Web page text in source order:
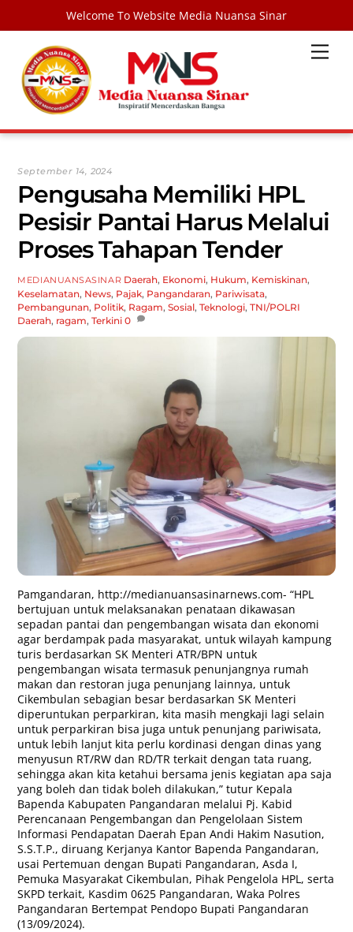
Welcome To Website Media Nuansa Sinar
content
September 14, 2024
Pengusaha Memiliki HPL
Pesisir Pantai Harus Melalui
Proses Tahapan Tender
MEDIANUANSASINAR Daerah, Ekonomi, Hukum, Kemiskinan,
Keselamatan, News, Pajak, Pangandaran, Pariwisata,
Pembangunan, Politik, Ragam,Sosial,Teknologi,TNI/POLRI
Daerah, ragam,Terkini 0
Pamgandaran, http://medianuansasinarnews.com- “HPL
bertujuan untuk melaksanakan penataan dikawasan
sepadan pantai dan pengembangan wisata dan ekonomi
agar berdampak pada masyarakat, untuk wilayah kampung
turis berdasarkan SK Menteri ATR/BPN untuk
pengembangan wisata termasuk penunjangnya rumah
makan dan restoran juga penunjang lainnya, untuk
Cikembulan sebagian besar berdasarkan SK Menteri
diperuntukan perparkiran, kita masih mengkaji lagi selain
untuk perparkiran bisa juga untuk penunjang pariwisata,
untuk lebih lanjut kita perlu kordinasi dengan dinas yang
menyusun RT/RW dan RD/TR terkait dengan tata ruang,
sehingga akan kita ketahui bersama jenis kegiatan apa saja
yang boleh dan tidak boleh dilakukan,” tutur Kepala
Bapenda Kabupaten Pangandaran melalui Pj. Kabid
Perencanaan Pengembangan dan Pengelolaan Sistem
Informasi Pendapatan Daerah Epan Andi Hakim Nasution,
S.S.T.P., diruang Kerjanya Kantor Bapenda Pangandaran,
usai Pertemuan dengan Bupati Pangandaran, Asda I,
Pemuka Masyarakat Cikembulan, Pihak Pengelola HPL, serta
SKPD terkait, Kasdim 0625 Pangandaran, Waka Polres
Pangandaran Bertempat Pendopo Bupati Pangandaran
(13/09/2024).